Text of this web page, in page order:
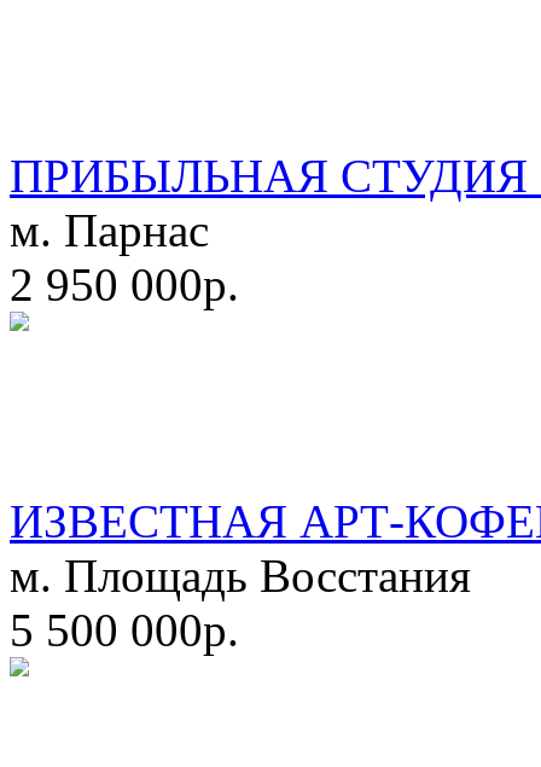
ПРИБЫЛЬНАЯ СТУДИЯ
м. Парнас
2 950 000р.
ИЗВЕСТНАЯ АРТ-
м. Площадь Восстания
5 500 000р.